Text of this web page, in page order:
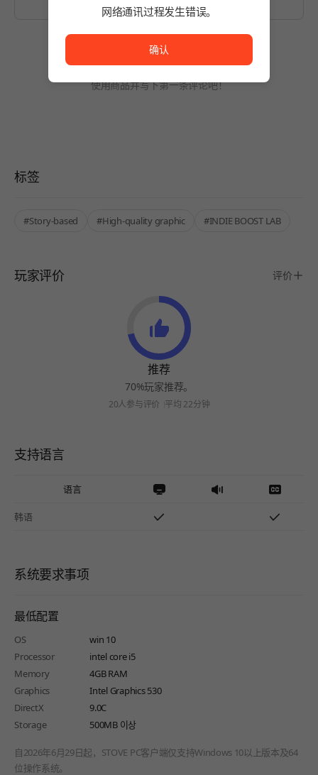
暂无评论。
使用商品并写下第一条评论吧！
标签
#Story-based #High-quality graphic #INDIE BOOST LAB
玩家评价 评价
推荐
70%玩家推荐。
20人参与评价 平均 22分钟
支持语言
语言
韩语
系统要求事项
最低配置
OS
win 10
Processor
intel core i5
Memory
4GB RAM
Graphics
Intel Graphics 530
DirectX
9.0C
Storage
500MB 이상
自2026年6月29日起，STOVE PC客户端仅支持Windows 10以上版本及64
位操作系统。
网络通讯过程发生错误。
确认